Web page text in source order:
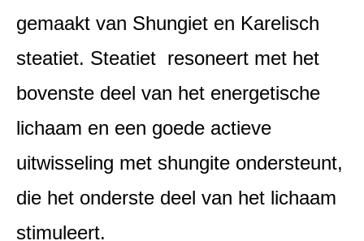
gemaakt van Shungiet en Karelisch
steatiet. Steatiet resoneert met het
bovenste deel van het energetische
lichaam en een goede actieve
uitwisseling met shungite ondersteunt,
die het onderste deel van het lichaam
stimuleert.